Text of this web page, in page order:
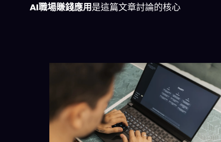
AI職場賺錢應用是這篇文章討論的核心